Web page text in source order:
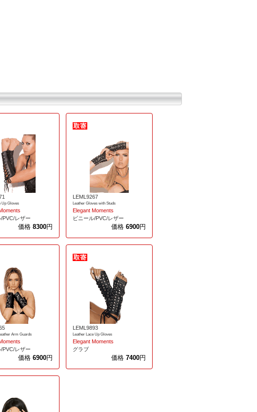
Up Gloves
PVC/レザー
価格8300円
LEML9267
Leather Gloves with Studs
Elegant Moments
ビニール/PVC/レザー
価格 6900円
Arm Guards
PVC/レザー
価格6900円
LEML9893
Leather Lace Up Gloves
Elegant Moments
グラブ
価格 7400円